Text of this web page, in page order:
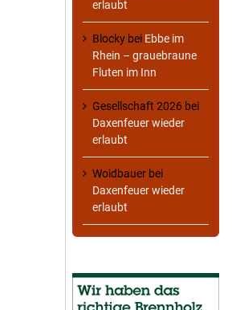
erlaubt
Blocky bei Ebbe im
Rhein – grauebraune
Fluten im Inn
Gesellschaft 2026 bei
Daxenfeuer wieder
erlaubt
Woidbauer bei
Daxenfeuer wieder
erlaubt